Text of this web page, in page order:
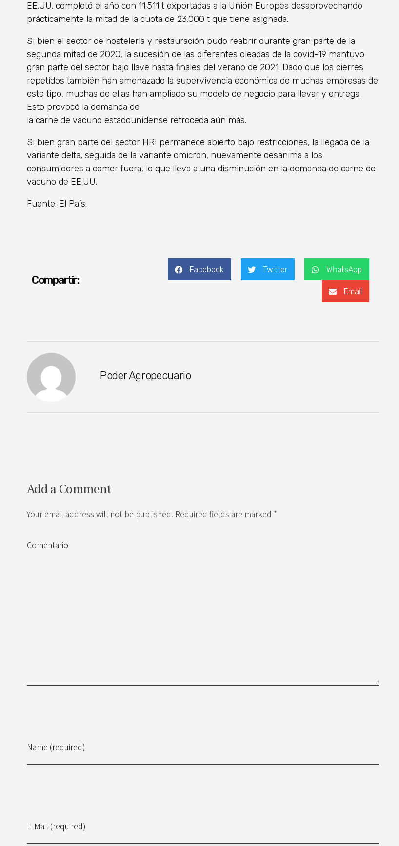
EE.UU. completó el año con 11.511 t exportadas a la Unión Europea desaprovechando
prácticamente la mitad de la cuota de 23.000 t que tiene asignada.
Si bien el sector de hostelería y restauración pudo reabrir durante gran parte de la
segunda mitad de 2020, la sucesión de las diferentes oleadas de la covid-19 mantuvo
gran parte del sector bajo llave hasta finales del verano de 2021. Dado que los cierres
repetidos también han amenazado la supervivencia económica de muchas empresas de
este tipo, muchas de ellas han ampliado su modelo de negocio para llevar y entrega.
Esto provocó la demanda de
la carne de vacuno estadounidense retroceda aún más.
Si bien gran parte del sector HRI permanece abierto bajo restricciones, la llegada de la
variante delta, seguida de la variante omicron, nuevamente desanima a los
consumidores a comer fuera, lo que lleva a una disminución en la demanda de carne de
vacuno de EE.UU.
Fuente: El País.
Compartir:
Facebook Twitter WhatsApp
Email
Poder Agropecuario
Add a Comment
Your email address will not be published. Required fields are marked *
Name (required)
E-Mail (required)
Comentario